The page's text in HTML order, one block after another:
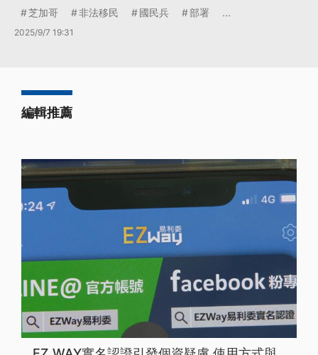
芝加哥 非法移民 國民兵 部署 ...
2025/9/7 19:31
編輯推薦